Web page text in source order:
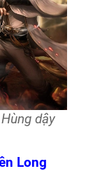
dậy
Long